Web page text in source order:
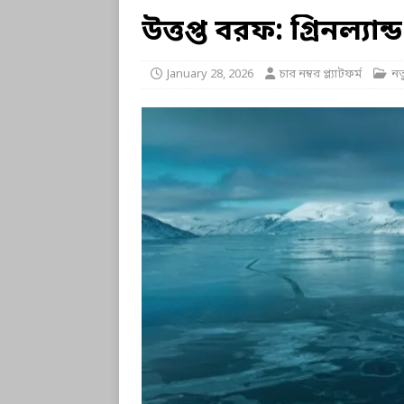
উত্তপ্ত বরফ:
January 28, 2026 চার নম্বর প্ল্যাটফর্ম